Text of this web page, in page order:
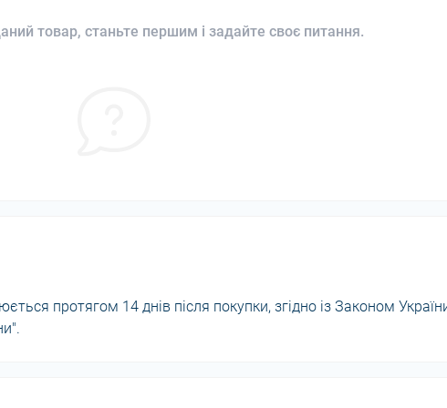
товар, станьте першим і задайте своє питання.
протягом 14 днів після покупки, згідно із Законом